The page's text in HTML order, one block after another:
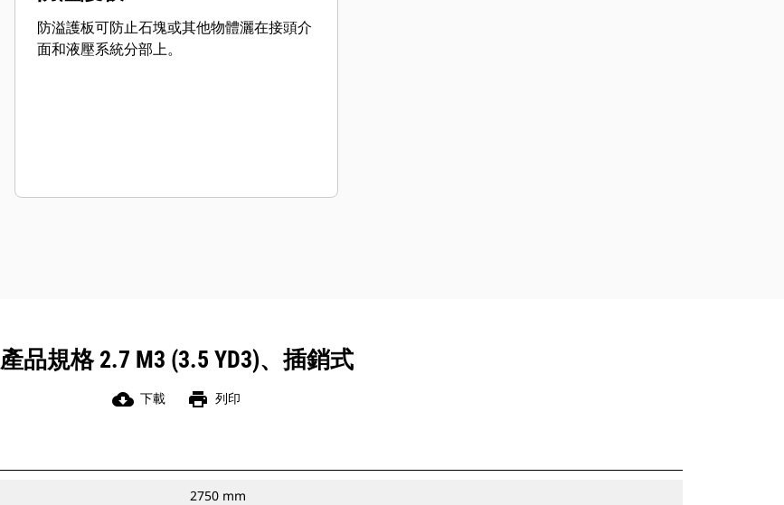
防溢護板可防止石塊或其他物體灑在接頭介
面和液壓系統分部上。
產品規格 2.7 M3 (3.5 YD3)、插銷式
cloud_download 下載 print 列印
2750 mm